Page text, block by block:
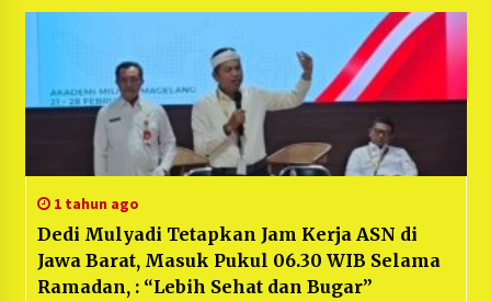
1 tahun ago
Dedi Mulyadi Tetapkan Jam Kerja ASN di
Jawa Barat, Masuk Pukul 06.30 WIB Selama
Ramadan, : “Lebih Sehat dan Bugar”